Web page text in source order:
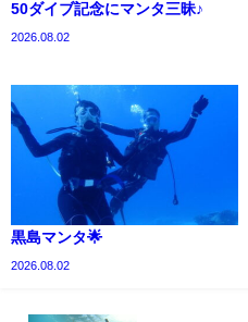
50ダイブ記念にマンタ三昧♪
2026.08.02
黒島マンタ🌟
2026.08.02